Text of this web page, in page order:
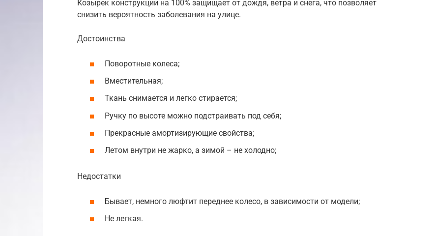
Козырек конструкции на 100% защищает от дождя, ветра и снега, что позволяет
снизить вероятность заболевания на улице.
Достоинства
Поворотные колеса;
Вместительная;
Ткань снимается и легко стирается;
Ручку по высоте можно подстраивать под себя;
Прекрасные амортизирующие свойства;
Летом внутри не жарко, а зимой – не холодно;
Недостатки
Бывает, немного люфтит переднее колесо, в зависимости от модели;
Не легкая.